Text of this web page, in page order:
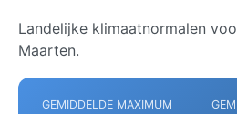
Landelijke klimaatnormalen
Maarten.
GEMIDDELDE MAXIMUM